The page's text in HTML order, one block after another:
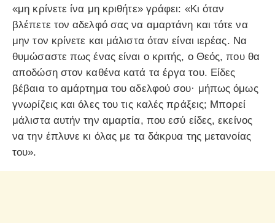
«μη κρίνετε ίνα μη κριθήτε» γράφει: «Κι όταν
βλέπετε τον αδελφό σας να αμαρτάνη και τότε να
μην τον κρίνετε και μάλιστα όταν είναι ιερέας. Να
θυμώσαστε πως ένας είναι ο κριτής, ο Θεός, που θα
αποδώση στον καθένα κατά τα έργα του. Είδες
βέβαια το αμάρτημα του αδελφού σου· μήπως όμως
γνωρίζεις και όλες του τις καλές πράξεις; Μπορεί
μάλιστα αυτήν την αμαρτία, που εσύ είδες, εκείνος
να την έπλυνε κι όλας με τα δάκρυα της μετανοίας
του».